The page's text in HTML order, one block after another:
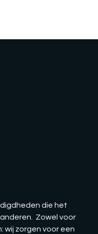
die het
Zowel voor
wij zorgen voor een